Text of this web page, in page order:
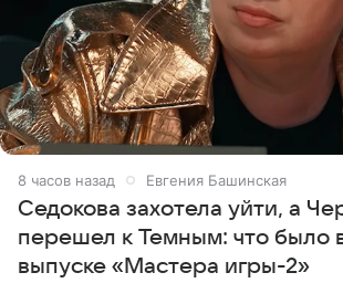
8 часов назад Евгения Башинская
Седокова захотела уйти, а
перешел к Темным: что было
выпуске «Мастера игры-2»